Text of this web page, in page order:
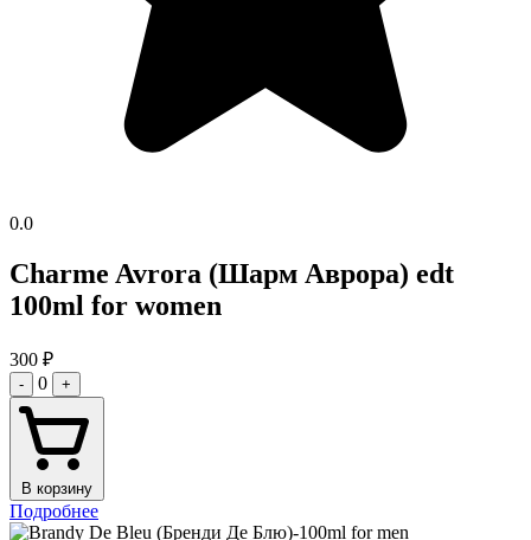
0.0
Charme Avrora (Шарм Аврора) edt
100ml for women
300 ₽
- 0 +
В корзину
Подробнее